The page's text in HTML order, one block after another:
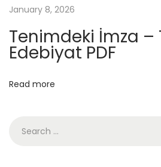
m
e
l
:
January 8, 2026
Tenimdeki İmza –
Edebiyat PDF
Read more